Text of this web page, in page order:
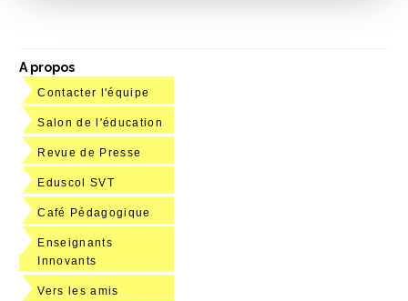
A propos
Contacter l'équipe
Salon de l'éducation
Revue de Presse
Eduscol SVT
Café Pédagogique
Enseignants
Innovants
Vers les amis